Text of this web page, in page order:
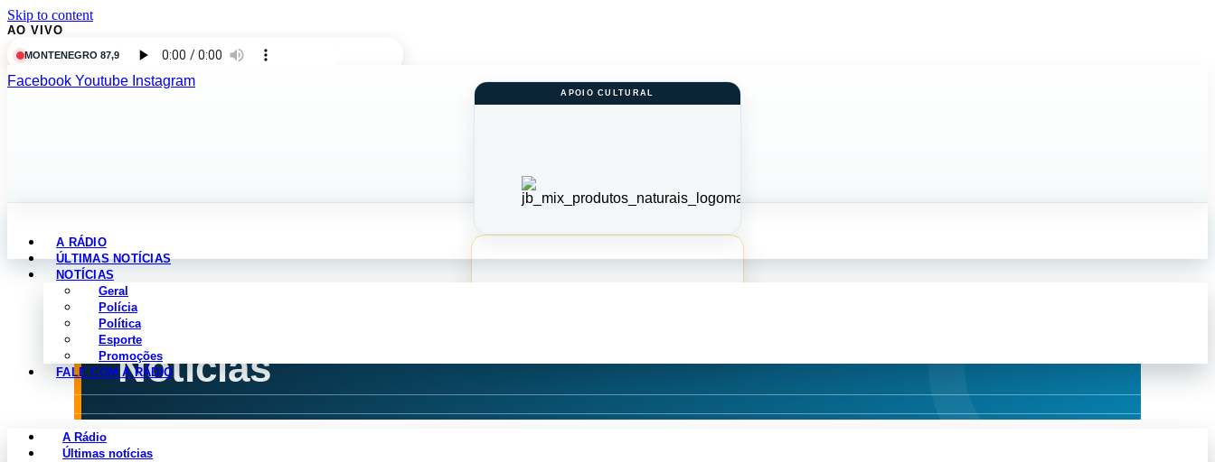
Skip to content
AO VIVO
MONTENEGRO 87,9
Facebook Youtube Instagram
A RÁDIO
ÚLTIMAS NOTÍCIAS
NOTÍCIAS
Geral
Polícia
Política
Esporte
Promoções
FALE COM A RÁDIO
A Rádio
Últimas notícias
NOTÍCIAS POR CATEGORIA
Notícias